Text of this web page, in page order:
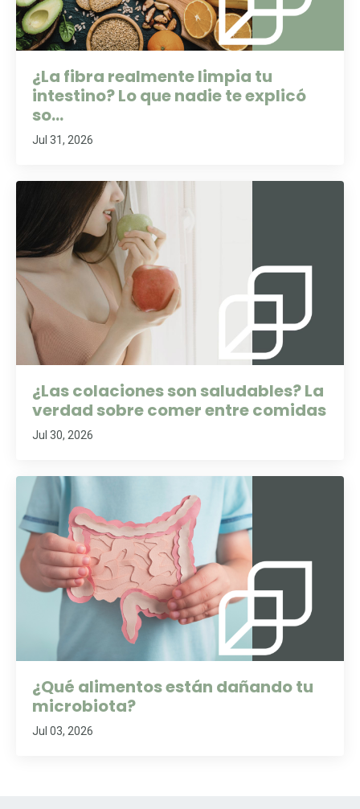
¿La fibra realmente limpia tu
intestino? Lo que nadie te explicó
so...
Jul 31, 2026
¿Las colaciones son saludables? La
verdad sobre comer entre comidas
Jul 30, 2026
¿Qué alimentos están dañando tu
microbiota?
Jul 03, 2026